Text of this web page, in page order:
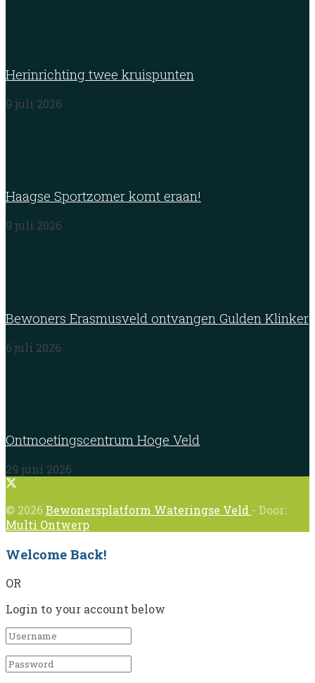
Herinrichting twee kruispunten
9 juli 2026
Haagse Sportzomer komt eraan!
9 juli 2026
Bewoners Erasmusveld ontvangen Gulden Klinker
6 juli 2026
Ontmoetingscentrum Hoge Veld
29 juni 2026
© 2026Bewonersplatform Wateringse Veld - Door:
Multi Ontwerp
Welcome Back!
OR
Login to your account below